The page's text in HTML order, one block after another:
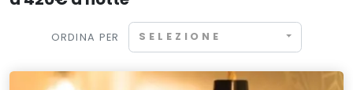
ORDINA PER SELEZIONE